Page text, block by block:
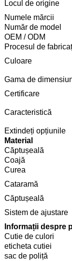
Locul de origine
Numele mărcii
Număr de model
OEM / ODM
Procesul de
Culoare
Gama de
Certificare
Caracteristică
Extindeți opțiunile
Material
Căptușeală
Coajă
Curea
Cataramă
Căptușeală
Sistem de ajustare
Informații despre
Cutie de culori
eticheta cutiei
sac de poliță